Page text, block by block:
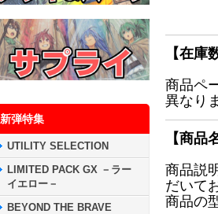
新弾特集
UTILITY SELECTION
LIMITED PACK GX －ラー
イエロー－
BEYOND THE BRAVE
【在庫
商品ペ
異なり
【商品
商品説
だいて
商品の